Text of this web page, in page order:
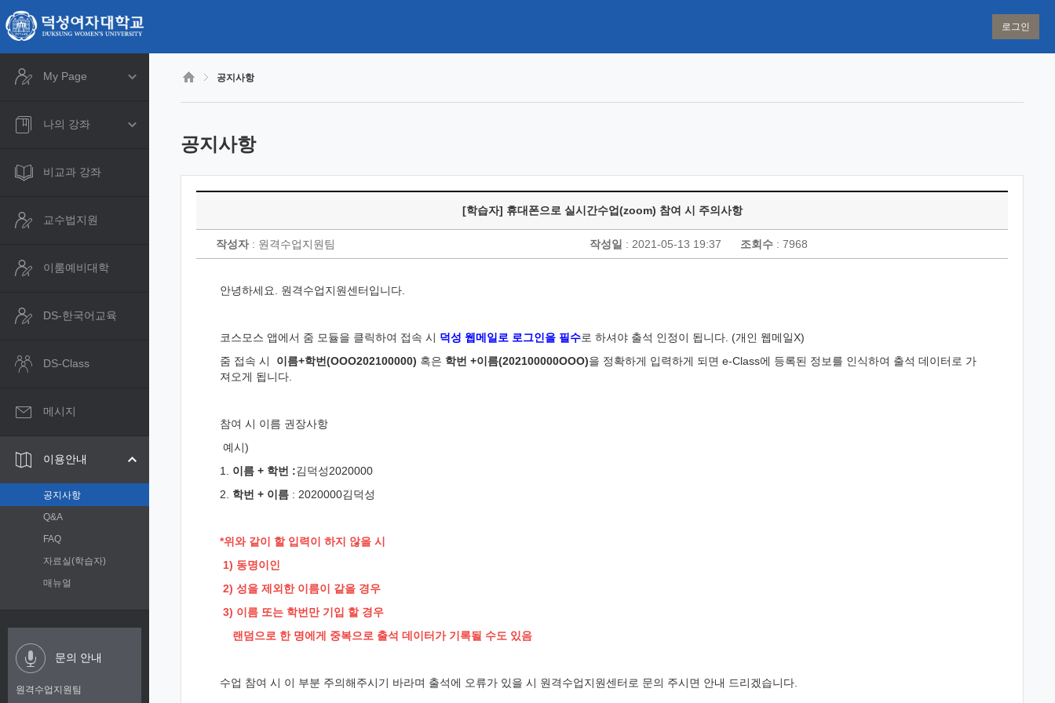
인
콘
텐
CyberCampus
로그인
My Page
나의 강좌
비교과 강좌
교수법지원
이룸예비대학
DS-한국어교육
DS-Class
메시지
이용안내
공지사항
Q&A
FAQ
자료실(학습자)
매뉴얼
문의 안내
원격수업지원팀
공지사항
공지사항
[학습자] 휴대폰으로 실시간수업(zoom) 참여 시 주의사항
작성자: 원격수업지원팀 작성일 : 2021-05-13 19:37 조회수: 7968
안녕하세요 원격수업지원센터입니다
코스모스 앱에서 줌 모듈을 클릭하여 접속 시 덕성 웹메일로 로그인을 필수로 하셔야 출석 인정이 됩니다. (개인 웹메일X)
줌 접속 시
이름+학번(OOO202100000) 혹은 학번 +이름(202100000OOO)을 정확하게 입력하게 되면 e-Class에 등록된 정보를 인식하여 출석 데이터로 가
져오게 됩니다
참여 시 이름 권장사항
예시)
1. 이름 + 학번 :김덕성2020000
2.
학번 + 이름 : 2020000김덕성
*위와같이 할 입력이 하지 않을 시
1) 동명이인
2) 성을 제외한 이름이 같을 경우
3) 이름 또는 학번만 기입 할 경우
랜덤으로 한 명에게 중복으로 출석 데이터가 기록될 수도 있음
수업 참여 시 이 부분 주의해주시기 바라며 출석에 오류가 있을 시 원격수업지원센터로 문의 주시면 안내 드리겠습니다